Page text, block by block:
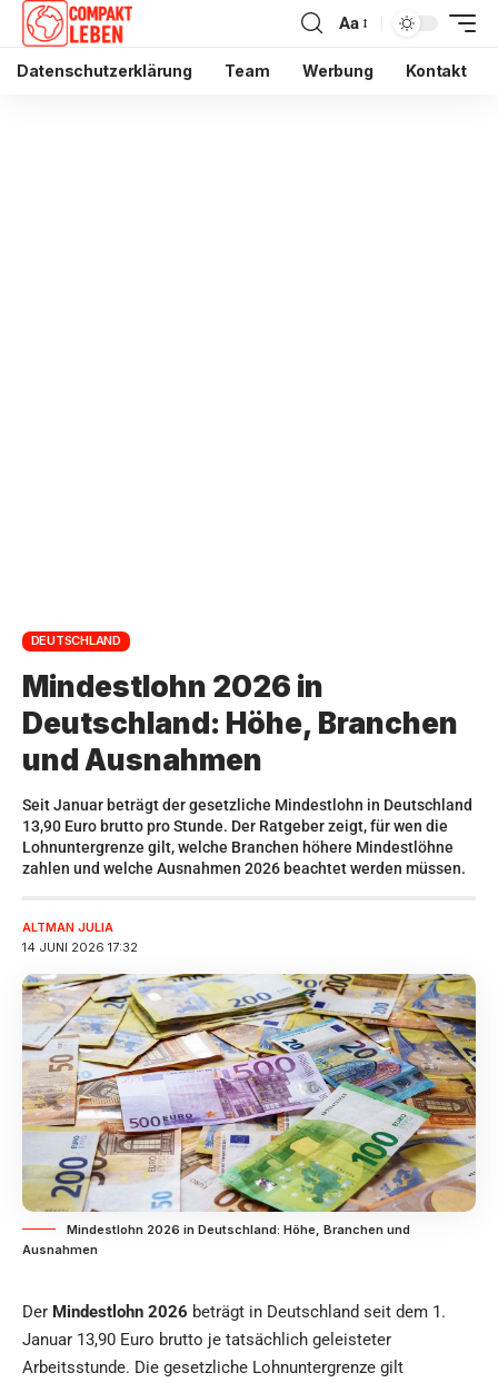
Aa
Datenschutzerklärung Team Werbung Kontakt
DEUTSCHLAND
Mindestlohn 2026 in
Deutschland: Höhe, Branchen
und Ausnahmen
Seit Januar beträgt der gesetzliche Mindestlohn in Deutschland
13,90 Euro brutto pro Stunde. Der Ratgeber zeigt, für wen die
Lohnuntergrenze gilt, welche Branchen höhere Mindestlöhne
zahlen und welche Ausnahmen 2026 beachtet werden müssen.
14 JUNI 2026 17:32
ALTMAN JULIA
Mindestlohn 2026 in Deutschland: Höhe, Branchen und
Ausnahmen
Der Mindestlohn 2026 beträgt in Deutschland seit dem 1.
Januar 13,90 Euro brutto je tatsächlich geleisteter
Arbeitsstunde. Die gesetzliche Lohnuntergrenze gilt